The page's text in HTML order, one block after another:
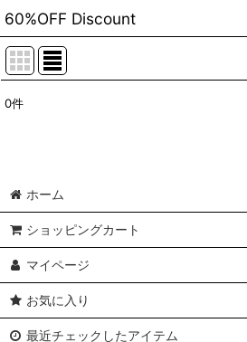
60%OFF Discount
表示数
並び順:
0件
ホーム
ショッピングカート
マイページ
お気に入り
最近チェックしたアイテム